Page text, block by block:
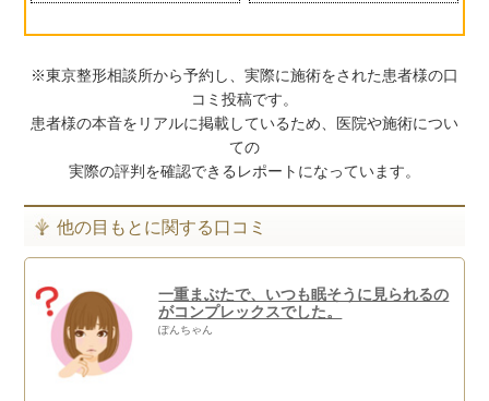
※東京整形相談所から予約し、実際に施術をされた患者様の口
コミ投稿です。
患者様の本音をリアルに掲載しているため、医院や施術につい
ての
実際の評判を確認できるレポートになっています。
他の目もとに関する口コミ
一重まぶたで、いつも眠そうに見られるの
がコンプレックスでした。
ぽんちゃん